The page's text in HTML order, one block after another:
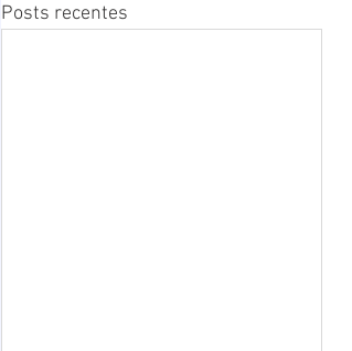
Posts recentes